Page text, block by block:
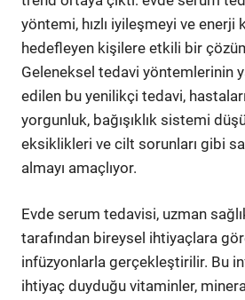
yöntemi, hızlı iyileşmeyi ve enerji
hedefleyen kişilere etkili bir
Geleneksel tedavi yöntemlerinin
edilen bu yenilikçi tedavi,
yorgunluk, bağışıklık sistemi
eksiklikleri ve cilt sorunları gibi
almayı amaçlıyor.
Evde serum tedavisi, uzman
tarafından bireysel ihtiyaçlara
infüzyonlarla gerçekleştirilir. Bu
ihtiyaç duyduğu vitaminler,